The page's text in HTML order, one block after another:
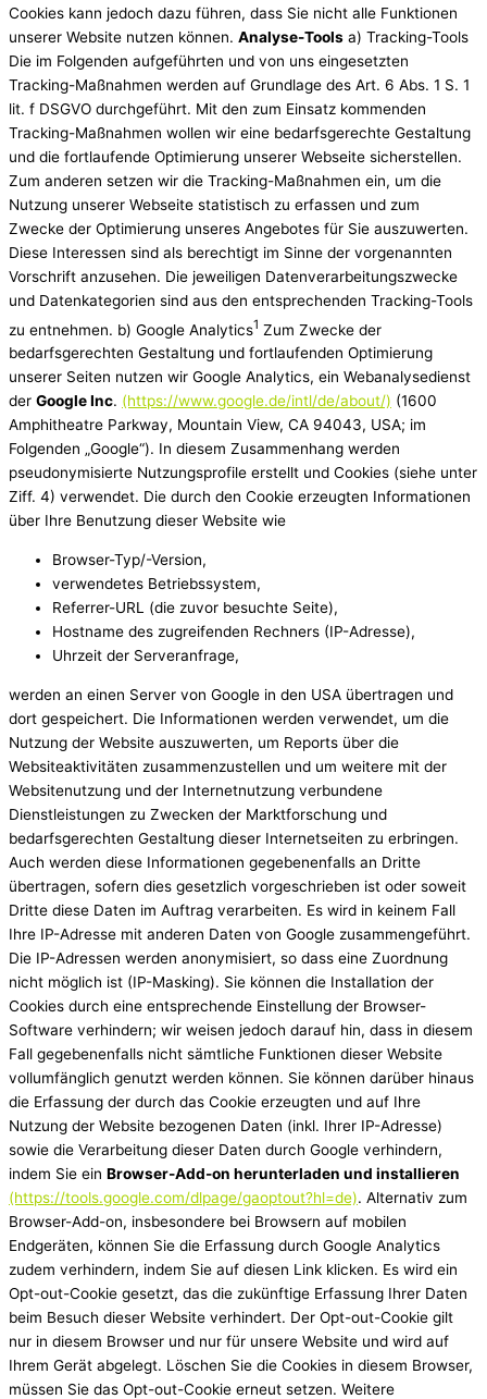
Cookies kann jedoch dazu führen, dass Sie nicht alle Funktionen
unserer Website nutzen können. Analyse-Tools a) Tracking-Tools
Die im Folgenden aufgeführten und von uns eingesetzten
Tracking-Maßnahmen werden auf Grundlage des Art. 6 Abs. 1 S. 1
lit. f DSGVO durchgeführt. Mit den zum Einsatz kommenden
Tracking-Maßnahmen wollen wir eine bedarfsgerechte Gestaltung
und die fortlaufende Optimierung unserer Webseite sicherstellen.
Zum anderen setzen wir die Tracking-Maßnahmen ein, um die
Nutzung unserer Webseite statistisch zu erfassen und zum
Zwecke der Optimierung unseres Angebotes für Sie auszuwerten.
Diese Interessen sind als berechtigt im Sinne der vorgenannten
Vorschrift anzusehen. Die jeweiligen Datenverarbeitungszwecke
und Datenkategorien sind aus den entsprechenden Tracking-Tools
zu entnehmen. b) Google Analytics1 Zum Zwecke der
bedarfsgerechten Gestaltung und fortlaufenden Optimierung
unserer Seiten nutzen wir Google Analytics, ein Webanalysedienst
der Google Inc. (https://www.google.de/intl/de/about/) (1600
Amphitheatre Parkway, Mountain View, CA 94043, USA; im
Folgenden „Google“). In diesem Zusammenhang werden
pseudonymisierte Nutzungsprofile erstellt und Cookies (siehe unter
Ziff. 4) verwendet. Die durch den Cookie erzeugten Informationen
über Ihre Benutzung dieser Website wie
Browser-Typ/-Version,
verwendetes Betriebssystem,
Referrer-URL (die zuvor besuchte Seite),
Hostname des zugreifenden Rechners (IP-Adresse),
Uhrzeit der Serveranfrage,
werden an einen Server von Google in den USA übertragen und
dort gespeichert. Die Informationen werden verwendet, um die
Nutzung der Website auszuwerten, um Reports über die
Websiteaktivitäten zusammenzustellen und um weitere mit der
Websitenutzung und der Internetnutzung verbundene
Dienstleistungen zu Zwecken der Marktforschung und
bedarfsgerechten Gestaltung dieser Internetseiten zu erbringen.
Auch werden diese Informationen gegebenenfalls an Dritte
übertragen, sofern dies gesetzlich vorgeschrieben ist oder soweit
Dritte diese Daten im Auftrag verarbeiten. Es wird in keinem Fall
Ihre IP-Adresse mit anderen Daten von Google zusammengeführt.
Die IP-Adressen werden anonymisiert, so dass eine Zuordnung
nicht möglich ist (IP-Masking). Sie können die Installation der
Cookies durch eine entsprechende Einstellung der Browser-
Software verhindern; wir weisen jedoch darauf hin, dass in diesem
Fall gegebenenfalls nicht sämtliche Funktionen dieser Website
vollumfänglich genutzt werden können. Sie können darüber hinaus
die Erfassung der durch das Cookie erzeugten und auf Ihre
Nutzung der Website bezogenen Daten (inkl. Ihrer IP-Adresse)
sowie die Verarbeitung dieser Daten durch Google verhindern,
indem Sie ein Browser-Add-on herunterladen und installieren
(https://tools.google.com/dlpage/gaoptout?hl=de). Alternativ zum
Browser-Add-on, insbesondere bei Browsern auf mobilen
Endgeräten, können Sie die Erfassung durch Google Analytics
zudem verhindern, indem Sie auf diesen Link klicken. Es wird ein
Opt-out-Cookie gesetzt, das die zukünftige Erfassung Ihrer Daten
beim Besuch dieser Website verhindert. Der Opt-out-Cookie gilt
nur in diesem Browser und nur für unsere Website und wird auf
Ihrem Gerät abgelegt. Löschen Sie die Cookies in diesem Browser,
müssen Sie das Opt-out-Cookie erneut setzen. Weitere